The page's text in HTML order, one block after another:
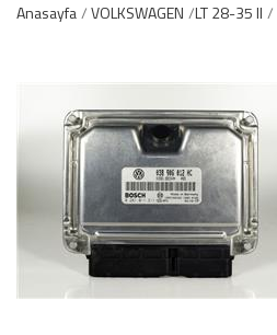
Anasayfa VOLKSWAGEN LT 28-35 II